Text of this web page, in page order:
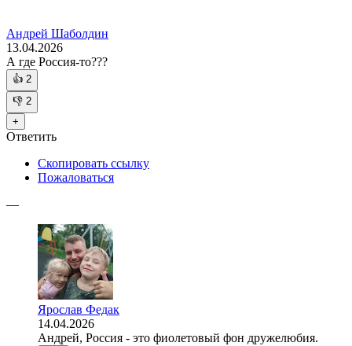
Андрей Шаболдин
13.04.2026
А где Россия-то???
👍 2
👎 2
+
Ответить
Скопировать ссылку
Пожаловаться
—
Ярослав Федак
14.04.2026
Андрей, Россия - это фиолетовый фон дружелюбия.